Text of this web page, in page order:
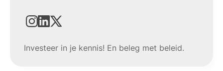
Investeer in je kennis! En beleg met beleid.